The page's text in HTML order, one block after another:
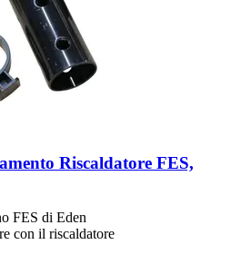
Riscaldatore FES,
FES di Eden
con il riscaldatore